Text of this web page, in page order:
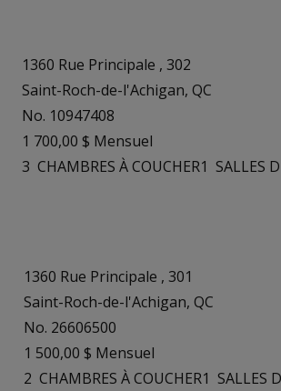
1360 Rue Principale , 302
Saint-Roch-de-l'Achigan, QC
No. 10947408
1 700,00 $ Mensuel
3 CHAMBRES À COUCHER1 SALLES
1360 Rue Principale , 301
Saint-Roch-de-l'Achigan, QC
No. 26606500
1 500,00 $ Mensuel
2 CHAMBRES À COUCHER1 SALLES